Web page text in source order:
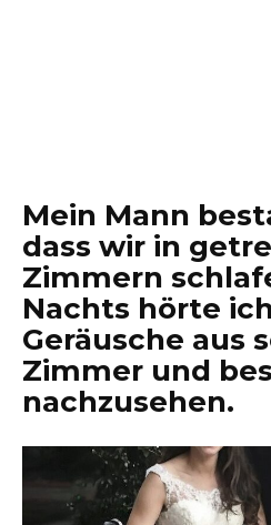
Mein Mann
dass wir in
Zimmern
Nachts hörte
Geräusche aus
Zimmer und
nachzusehen.